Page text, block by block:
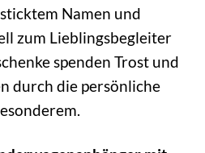
Namen und
zum Lieblingsbegleiter
spenden Trost und
durch die persönliche